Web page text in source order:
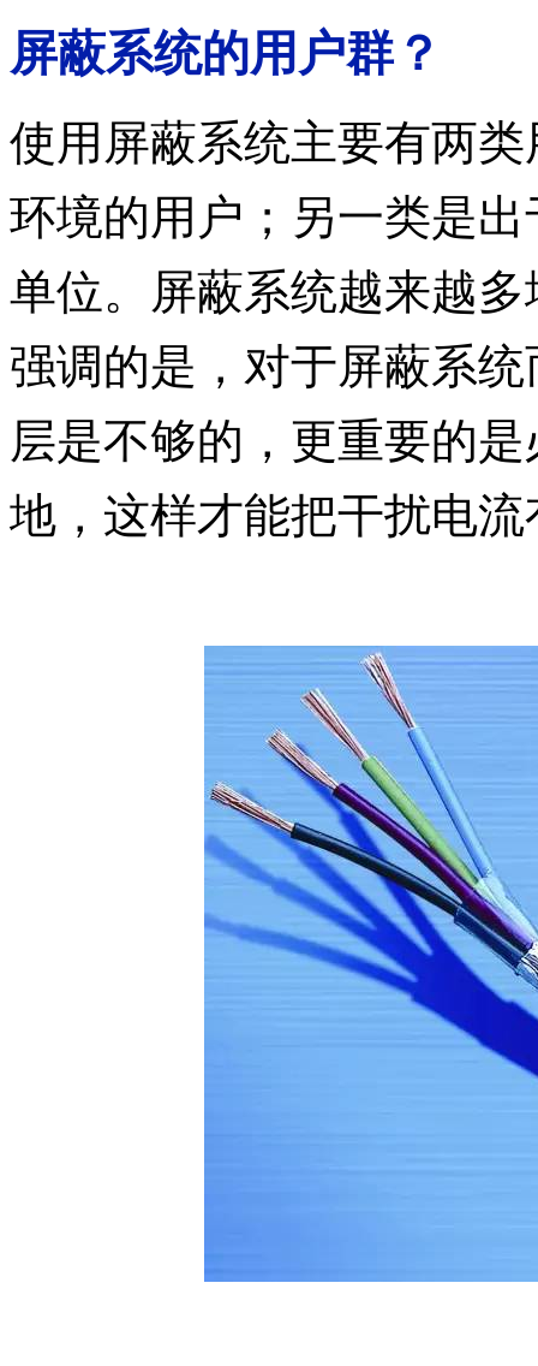
屏蔽系统的用户群？
使用屏蔽系统主要有两类
环境的用户； 另一类是
单位。屏蔽系统越来越
强调的是，对于屏蔽系
层是不够的，更重要的
地，这样才能把干扰电